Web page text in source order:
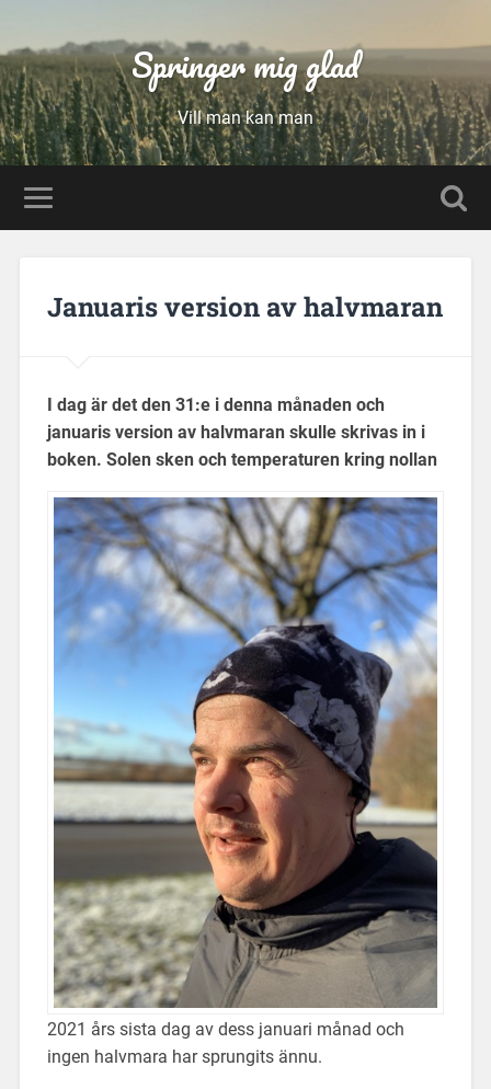
Springer mig glad
Vill man kan man
Januaris version av halvmaran
I dag är det den 31:e i denna månaden och
januaris version av halvmaran skulle skrivas in i
boken. Solen sken och temperaturen kring nollan
2021 års sista dag av dess januari månad och
ingen halvmara har sprungits ännu.